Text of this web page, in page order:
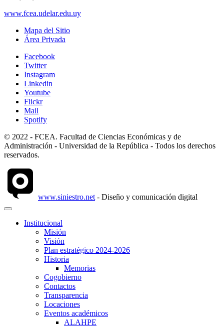
www.fcea.udelar.edu.uy
Mapa del Sitio
Área Privada
Facebook
Twitter
Instagram
Linkedin
Youtube
Flickr
Mail
Spotify
© 2022 - FCEA. Facultad de Ciencias Económicas y de
Administración - Universidad de la República - Todos los derechos
reservados.
www.siniestro.net - Diseño y comunicación digital
Institucional
Misión
Visión
Plan estratégico 2024-2026
Historia
Memorias
Cogobierno
Contactos
Transparencia
Locaciones
Eventos académicos
ALAHPE